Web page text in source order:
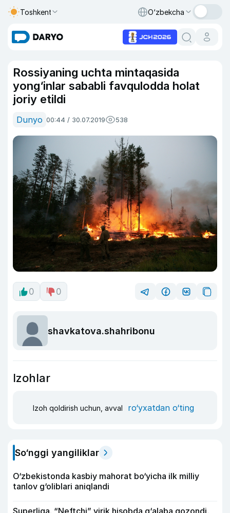
Toshkent O‘zbekcha
Rossiyaning uchta mintaqasida
yong‘inlar sababli favqulodda holat
joriy etildi
Dunyo 00:44 / 30.07.2019 538
0 0
shavkatova.shahribonu
Izohlar
Izoh qoldirish uchun, avval ro‘yxatdan o‘ting
So‘nggi yangiliklar
O‘zbekistonda kasbiy mahorat bo‘yicha ilk milliy
tanlov g‘oliblari aniqlandi